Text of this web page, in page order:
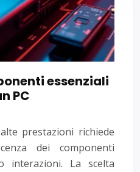
essenziali
PC
prestazioni richiede
dei componenti
interazioni. La scelta